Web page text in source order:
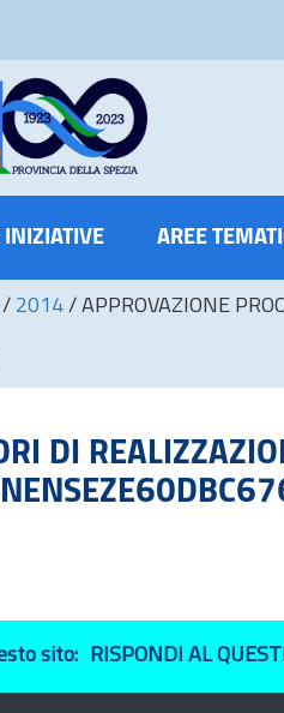
INIZIATIVE AREE
/ 2014 / APPROVAZIONE
DI
sito: RISPONDI AL